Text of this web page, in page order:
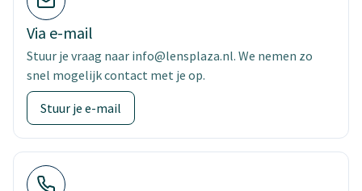
Via e-mail
Stuur je vraag naar info@lensplaza.nl. We nemen zo
snel mogelijk contact met je op.
Stuur je e-mail